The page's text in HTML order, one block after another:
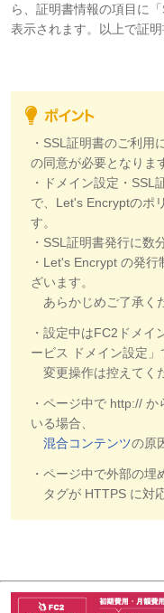
ら、証明書情報の項目に
表示されます。以上で証
・SSL証明書のご利用
の同意が必要となりま
・ドメイン設定・SSL
で、Let's Encryptのポ
す。
・SSL証明書発行に数
・Let's Encrypt の発
ざいます。
あらかじめご了承く
・設定中はFC2ドメイ
ービス ドメイン設定」
変更操作は控えてく
・ページ中で http://
いる場合、
混合コンテンツの原
・ページ中で外部の埋
タグが HTTPS に対